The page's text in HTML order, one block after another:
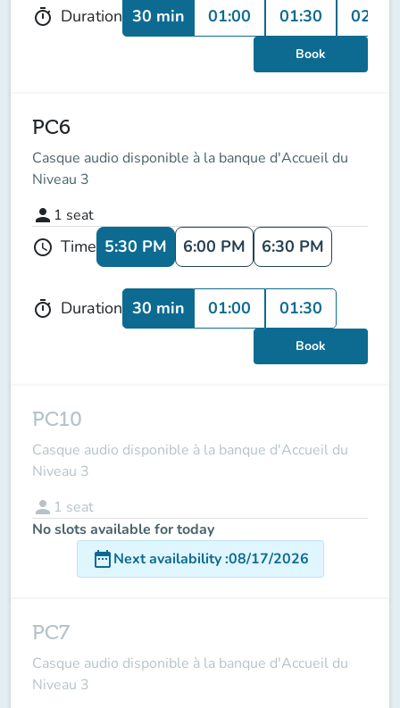
timer Duration 30 min 01:00 01:30 02:00
Book
PC6
Casque audio disponible à la banque d'Accueil du
Niveau 3
person 1 seat
schedule Time 5:30 PM 6:00 PM 6:30 PM
timer Duration 30 min 01:00 01:30
Book
PC10
Casque audio disponible à la banque d'Accueil du
Niveau 3
person 1 seat
No slots available for today
date_rangeNext availability:08/17/2026
PC7
Casque audio disponible à la banque d'Accueil du
Niveau 3